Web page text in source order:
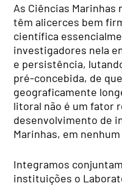
As Ciências Marinhas
têm alicerces bem
científica
investigadores nela
e persistência,
pré-concebida, de
geograficamente
litoral não é um fator
desenvolvimento de
Marinhas, em
Integramos
instituições o